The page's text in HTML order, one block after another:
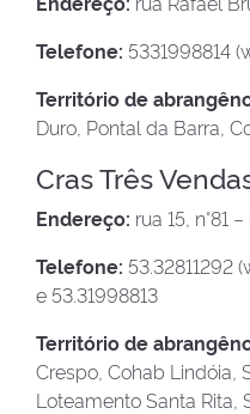
Telefone: 5331998814
Território de
Duro, Pontal da Barra,
Cras Três
Endereço: rua 15, n°81
Telefone: 53.32811292
e 53.31998813
Território de
Crespo, Cohab Lindóia,
Loteamento Santa Rita,